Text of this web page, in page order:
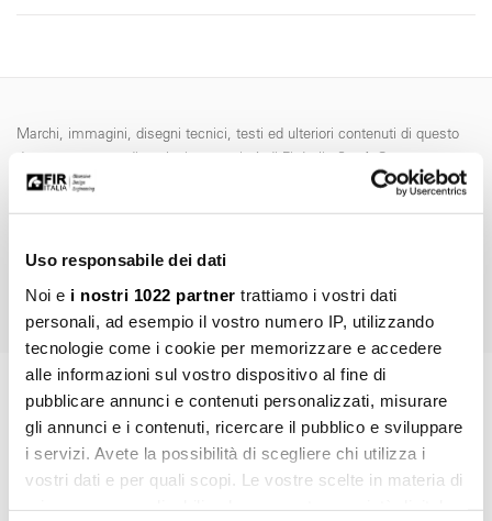
Uso responsabile dei dati
Noi e i nostri 1022 partner trattiamo i vostri dati
personali, ad esempio il vostro numero IP, utilizzando
tecnologie come i cookie per memorizzare e accedere
alle informazioni sul vostro dispositivo al fine di
pubblicare annunci e contenuti personalizzati, misurare
gli annunci e i contenuti, ricercare il pubblico e sviluppare
i servizi. Avete la possibilità di scegliere chi utilizza i
vostri dati e per quali scopi. Le vostre scelte in materia di
Marchi, immagini, disegni tecnici, testi ed ulteriori contenuti di questo
documento sono di esclusiva proprietà di Fir Italia S.p.A.© e sono
tutelati dal diritto d’autore e dal diritto del marchio. La riproduzione
espressamente vietate senza preventiva autorizzazione di Fir Italia
ART. 48.7610.2
Richiedi informazioni